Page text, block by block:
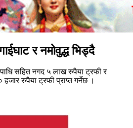
र नमोवुद्ध भिड्दै
सहित नगद ५ लाख रुपैया ट्रफी र
रुपैया ट्रफी प्राप्त गर्नेछ ।